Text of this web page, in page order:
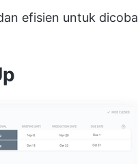
efisien untuk dicoba